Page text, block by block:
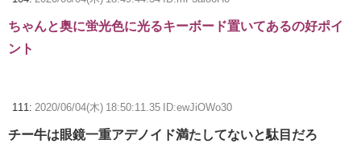
ちゃんと奥に蛍光色に光るキーボード置いてあるの好ポイ
ント
111: 2020/06/04(木) 18:50:11.35 ID:ewJiOWo30
チー牛は眼鏡一重アデノイド満たしてないと駄目だろ